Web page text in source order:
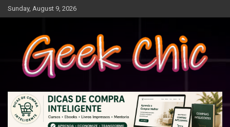
Skip
to
Sunday, August 9, 2026
Geek Chic